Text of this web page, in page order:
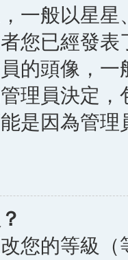
一般以星
您已經發
的頭像，
理員決定
是因為管
您的等級